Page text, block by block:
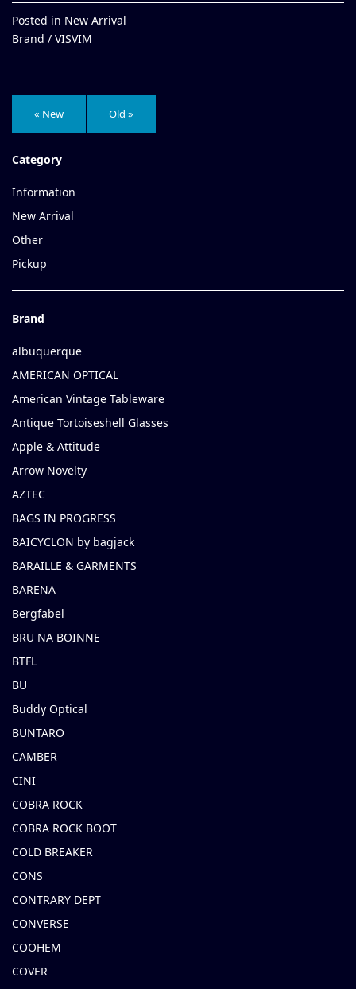
Posted in New Arrival
Brand / VISVIM
« New Old »
Category
Information
New Arrival
Other
Pickup
Brand
albuquerque
AMERICAN OPTICAL
American Vintage Tableware
Antique Tortoiseshell Glasses
Apple & Attitude
Arrow Novelty
AZTEC
BAGS IN PROGRESS
BAICYCLON by bagjack
BARAILLE & GARMENTS
BARENA
Bergfabel
BRU NA BOINNE
BTFL
BU
Buddy Optical
BUNTARO
CAMBER
CINI
COBRA ROCK
COBRA ROCK BOOT
COLD BREAKER
CONS
CONTRARY DEPT
CONVERSE
COOHEM
COVER